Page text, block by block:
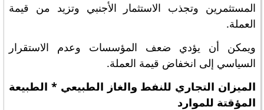
المستثمرين وتجذب الاستثمار الأجنبي وتزيد من قيمة
العملة.
ويمكن أن يؤدي ضعف المؤسسات وعدم الاستقرار
السياسي إلى انخفاض قيمة العملة.
الميزان التجاري للنفط والغاز الطبيعي * الطبيعة
المؤقتة للموارد